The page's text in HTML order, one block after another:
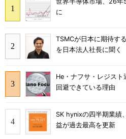
に
TSMCが日本に期待す
を日本法人社長に聞く
He・ナフサ・レジス
回避できている理由
SK hynixの四半期業績
益が過去最高を更新